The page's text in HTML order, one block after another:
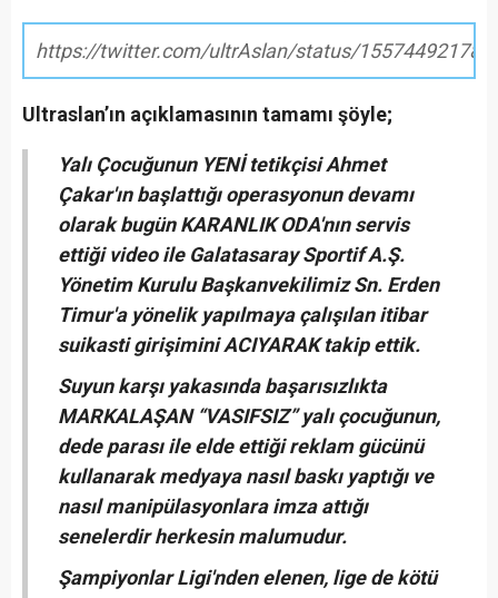
https://twitter.com/ultrAslan/status/
Ultraslan’ın açıklamasının tamamı şöyle;
Yalı Çocuğunun YENİ tetikçisi Ahmet
Çakar'ın başlattığı operasyonun devamı
olarak bugün KARANLIK ODA'nın servis
ettiği video ile Galatasaray Sportif A.Ş.
Yönetim Kurulu Başkanvekilimiz Sn. Erden
Timur'a yönelik yapılmaya çalışılan itibar
suikasti girişimini ACIYARAK takip ettik.
Suyun karşı yakasında başarısızlıkta
MARKALAŞAN “VASIFSIZ” yalı çocuğunun,
dede parası ile elde ettiği reklam gücünü
kullanarak medyaya nasıl baskı yaptığı ve
nasıl manipülasyonlara imza attığı
senelerdir herkesin malumudur.
Şampiyonlar Ligi'nden elenen, lige de kötü